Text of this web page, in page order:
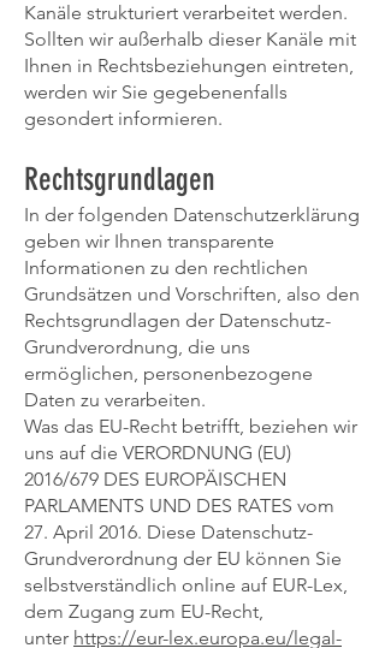
Kanäle strukturiert verarbeitet werden.
Sollten wir außerhalb dieser Kanäle mit
Ihnen in Rechtsbeziehungen eintreten,
werden wir Sie gegebenenfalls
gesondert informieren.
Rechtsgrundlagen
In der folgenden Datenschutzerklärung
geben wir Ihnen transparente
Informationen zu den rechtlichen
Grundsätzen und Vorschriften, also den
Rechtsgrundlagen der Datenschutz-
Grundverordnung, die uns
ermöglichen, personenbezogene
Daten zu verarbeiten.
Was das EU-Recht betrifft, beziehen wir
uns auf die VERORDNUNG (EU)
2016/679 DES EUROPÄISCHEN
PARLAMENTS UND DES RATES vom
27. April 2016. Diese Datenschutz-
Grundverordnung der EU können Sie
selbstverständlich online auf EUR-Lex,
dem Zugang zum EU-Recht,
unter https://eur-lex.europa.eu/legal-